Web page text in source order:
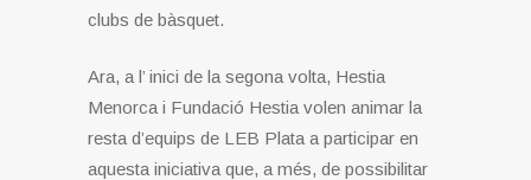
clubs de bàsquet.
Ara, a l’ inici de la segona volta, Hestia
Menorca i Fundació Hestia volen animar la
resta d’equips de LEB Plata a participar en
aquesta iniciativa que, a més, de possibilitar